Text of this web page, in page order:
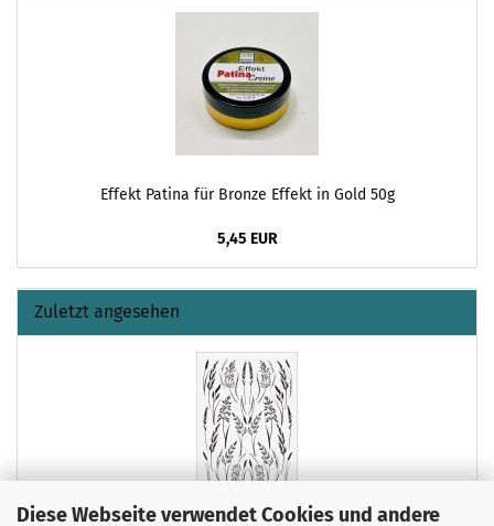
Diese Webseite verwendet Cookies und andere
Effekt Patina für Bronze Effekt in Gold 50g
5,45 EUR
Zuletzt angesehen